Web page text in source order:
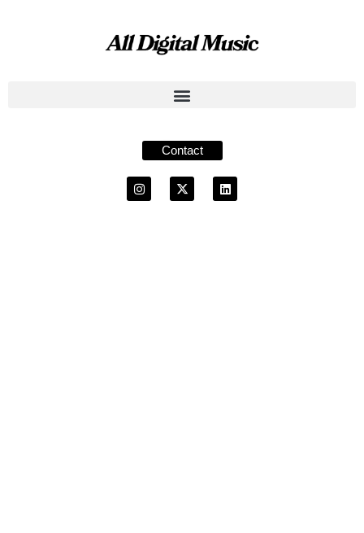
Contact